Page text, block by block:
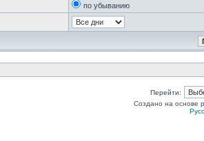
по убыванию
Перейти:
Создано на основе